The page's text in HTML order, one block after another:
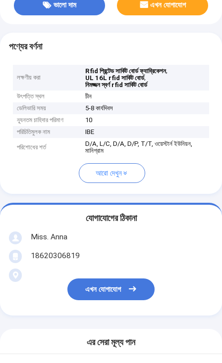
ভালো দাম এখন যোগাযোগ
পণ্যের বর্ণনা
লক্ষণীয় করা
Rfid প্রিন্টেড সার্কিট বোর্ড ফ্যাব্রিকেশন,
UL 16L rfid সার্কিট বোর্ড,
নিমজ্জন স্বর্ণ rfid সার্কিট বোর্ড
উৎপত্তি স্থল
চীন
ডেলিভারি সময়
5-8 কার্যদিবস
ন্যূনতম চাহিদার পরিমাণ
10
পরিচিতিমুলক নাম
IBE
পরিশোধের শর্ত
D/A, L/C, D/A, D/P, T/T, ওয়েস্টার্ন ইউনিয়ন,
মানিগ্রাম
আরো দেখুন
যোগাযোগের ঠিকানা
Miss. Anna
18620306819
এখন যোগাযোগ
এর সেরা মূল্য পান